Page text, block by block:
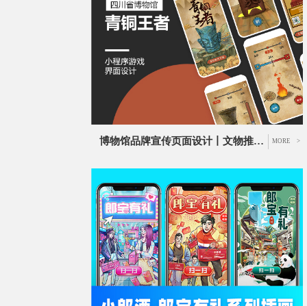
博物馆品牌宣传页面设计丨文物推广互动游戏页面设计 MORE >